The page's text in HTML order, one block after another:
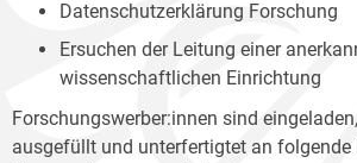
Datenschutzerklärung Forschung
Ersuchen der Leitung einer
wissenschaftlichen Einrichtung
Forschungswerber:innen sind
ausgefüllt und unterfertigtet an folgende